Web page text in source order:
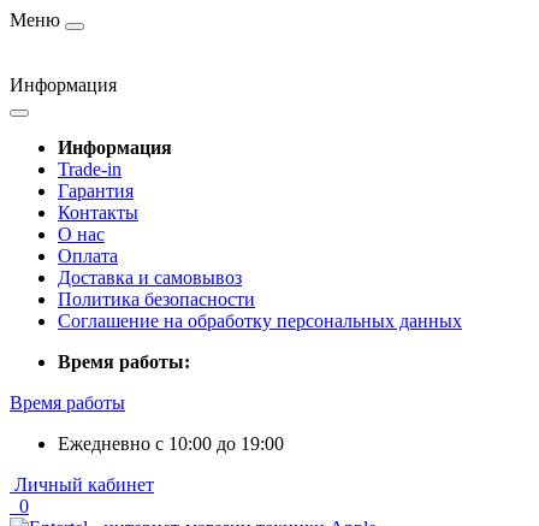
Меню
Информация
Информация
Trade-in
Гарантия
Контакты
О нас
Оплата
Доставка и самовывоз
Политика безопасности
Соглашение на обработку персональных данных
Время работы:
Время работы
Ежедневно с 10:00 до 19:00
Личный кабинет
0